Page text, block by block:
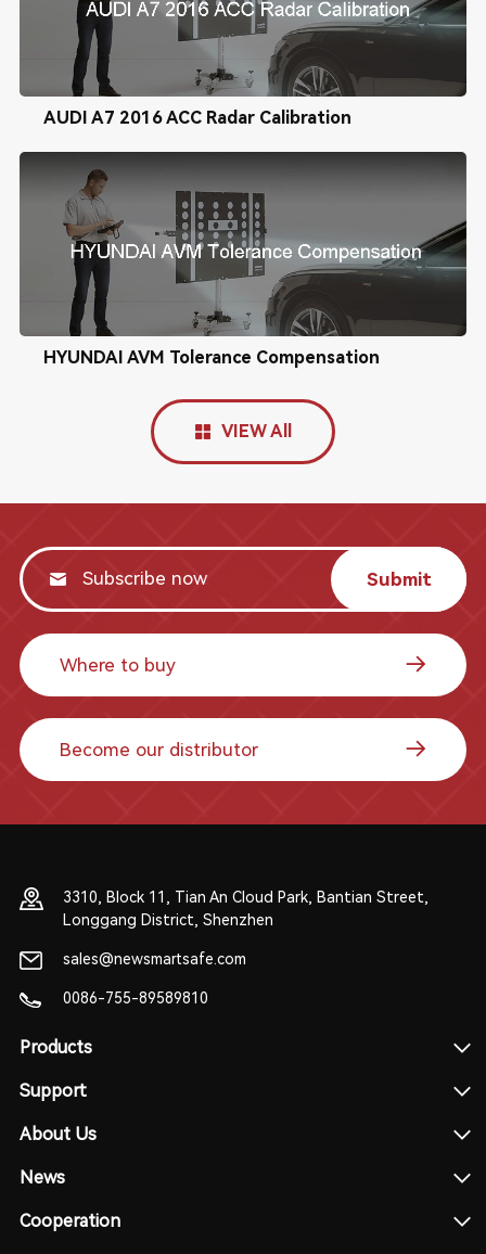
AUDI A7 2016 ACC Radar Calibration
HYUNDAI AVM Tolerance Compensation
VIEW All
Submit
Where to buy
Become our distributor
3310, Block 11, Tian An Cloud Park, Bantian Street,
Longgang District, Shenzhen
sales@newsmartsafe.com
0086-755-89589810
Products
Support
About Us
News
Cooperation